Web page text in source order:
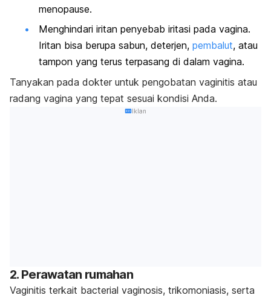
menopause.
Menghindari iritan penyebab iritasi pada vagina.
Iritan bisa berupa sabun, deterjen, pembalut, atau
tampon yang terus terpasang di dalam vagina.
Tanyakan pada dokter untuk pengobatan vaginitis atau
radang vagina yang tepat sesuai kondisi Anda.
Iklan
2. Perawatan rumahan
Vaginitis terkait bacterial vaginosis, trikomoniasis, serta